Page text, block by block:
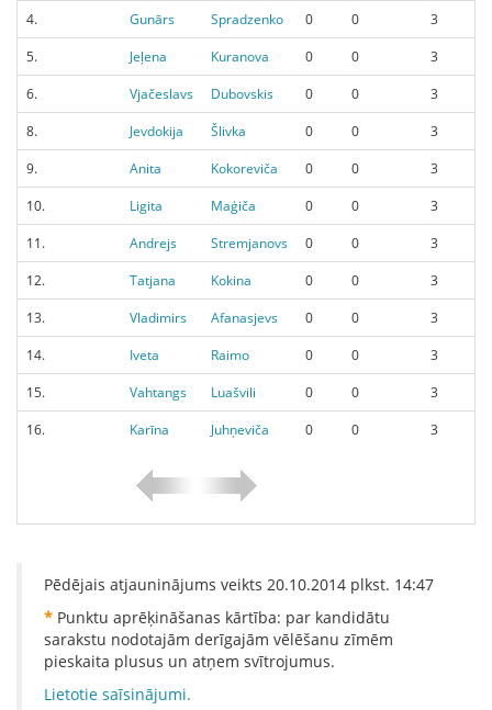
4.
Gunārs Spradzenko 0 0
3
5.
Jeļena Kuranova 0 0
3
6.
Vjačeslavs Dubovskis 0 0
3
8.
Jevdokija Šlivka 0 0
3
9.
Anita Kokoreviča 0 0
3
10.
Ligita Maģiča 0 0
3
11.
Andrejs Stremjanovs 0 0
3
12.
Tatjana Kokina 0 0
3
13.
Vladimirs Afanasjevs 0 0
3
14.
Iveta Raimo 0 0
3
15.
Vahtangs Luašvili 0 0
3
16.
Karīna Juhņeviča 0 0 3
Pēdējais atjauninājums veikts 20.10.2014 plkst. 14:47
* Punktu aprēķināšanas kārtība: par kandidātu
sarakstu nodotajām derīgajām vēlēšanu zīmēm
pieskaita plusus un atņem svītrojumus.
Lietotie saīsinājumi.